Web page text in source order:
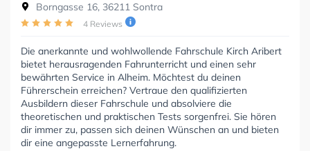
Borngasse 16, 36211 Sontra
4 Reviews
Die anerkannte und wohlwollende Fahrschule Kirch Aribert
bietet herausragenden Fahrunterricht und einen sehr
bewährten Service in Alheim. Möchtest du deinen
Führerschein erreichen? Vertraue den qualifizierten
Ausbildern dieser Fahrschule und absolviere die
theoretischen und praktischen Tests sorgenfrei. Sie hören
dir immer zu, passen sich deinen Wünschen an und bieten
dir eine angepasste Lernerfahrung.